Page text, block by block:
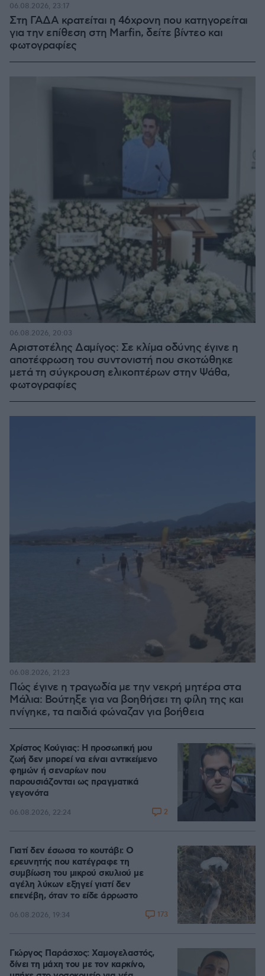
Στη ΓΑΔΑ κρατείται η 46χρονη που κατηγορείται
για την επίθεση στη Marfin, δείτε βίντεο και
φωτογραφίες
06.08.2026, 23:17
Αριστοτέλης Δαμίγος: Σε κλίμα οδύνης έγινε η
αποτέφρωση του συντονιστή που σκοτώθηκε
μετά τη σύγκρουση ελικοπτέρων στην Ψάθα,
φωτογραφίες
06.08.2026, 20:03
Πώς έγινε η τραγωδία με την νεκρή μητέρα στα
Μάλια: Βούτηξε για να βοηθήσει τη φίλη της και
πνίγηκε, τα παιδιά φώναζαν για βοήθεια
06.08.2026, 21:23
Χρίστος Κούγιας: Η προσωπική μου
ζωή δεν μπορεί να είναι αντικείμενο
φημών ή σεναρίων που
παρουσιάζονται ως πραγματικά
γεγονότα
06.08.2026, 22:24 2
Γιατί δεν έσωσα το κουτάβι: Ο
ερευνητής που κατέγραφε τη
συμβίωση του μικρού σκυλιού με
αγέλη λύκων εξηγεί γιατί δεν
επενέβη, όταν το είδε άρρωστο
06.08.2026, 19:34 173
Γιώργος Παράσχος: Χαμογελαστός,
δίνει τη μάχη του με τον καρκίνο,